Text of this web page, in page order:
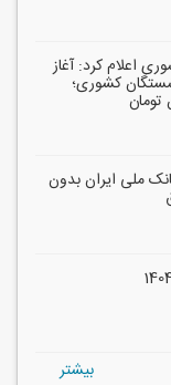
اعلام کرد: آغاز
کشوری؛
بانک ملی ایران بدون
بيشتر